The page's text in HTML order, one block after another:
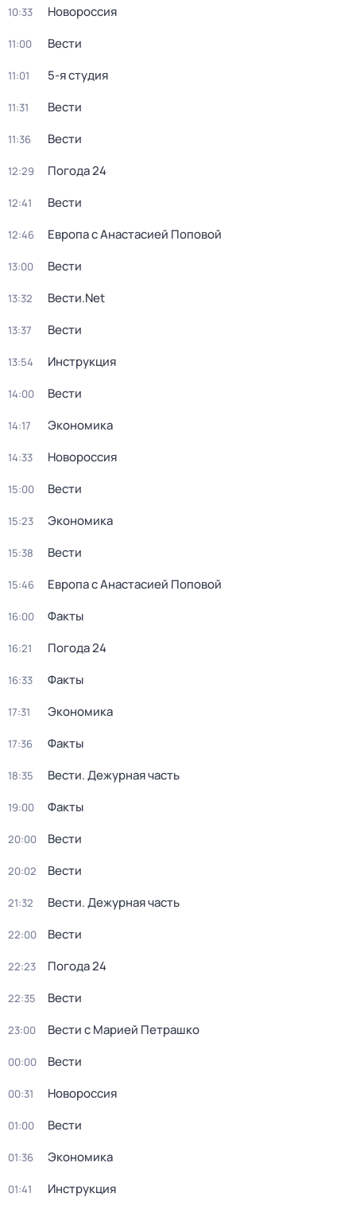
10:33 Новороссия
11:00 Вести
11:01 5-я студия
11:31 Вести
11:36 Вести
12:29 Погода 24
12:41 Вести
12:46 Европа с Анастасией Поповой
13:00 Вести
13:32 Вести.Net
13:37 Вести
13:54 Инструкция
14:00 Вести
14:17 Экономика
14:33 Новороссия
15:00 Вести
15:23 Экономика
15:38 Вести
15:46 Европа с Анастасией Поповой
16:00 Факты
16:21 Погода 24
16:33 Факты
17:31 Экономика
17:36 Факты
18:35 Вести. Дежурная часть
19:00 Факты
20:00 Вести
20:02 Вести
21:32 Вести. Дежурная часть
22:00 Вести
22:23 Погода 24
22:35 Вести
23:00 Вести с Марией Петрашко
00:00 Вести
00:31 Новороссия
01:00 Вести
01:36 Экономика
01:41 Инструкция